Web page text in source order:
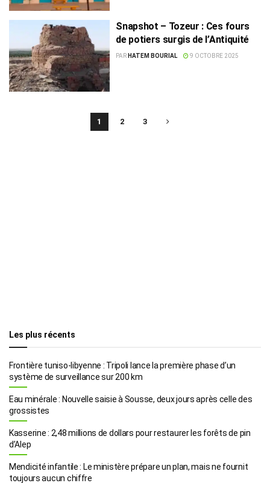
Snapshot – Tozeur : Ces fours
de potiers surgis de l’Antiquité
PAR HATEM BOURIAL 9 OCTOBRE 2025
1 2 3
Les plus récents
Frontière tuniso-libyenne : Tripoli lance la première phase d’un
système de surveillance sur 200 km
Eau minérale : Nouvelle saisie à Sousse, deux jours après celle des
grossistes
Kasserine : 2,48 millions de dollars pour restaurer les forêts de pin
d’Alep
Mendicité infantile : Le ministère prépare un plan, mais ne fournit
toujours aucun chiffre